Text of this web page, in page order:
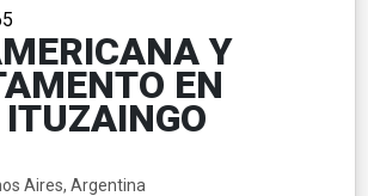
Y
EN
Aires, Argentina